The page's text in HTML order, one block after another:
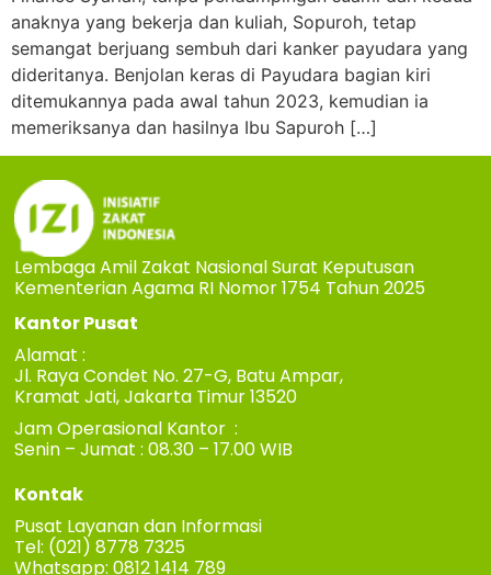
anaknya yang bekerja dan kuliah, Sopuroh, tetap
semangat berjuang sembuh dari kanker payudara yang
dideritanya. Benjolan keras di Payudara bagian kiri
ditemukannya pada awal tahun 2023, kemudian ia
memeriksanya dan hasilnya Ibu Sapuroh […]
Lembaga Amil Zakat Nasional Surat Keputusan
Kementerian Agama RI Nomor 1754 Tahun 2025
Kantor Pusat
Alamat :
Jl. Raya Condet No. 27-G, Batu Ampar,
Kramat Jati, Jakarta Timur 13520
Jam Operasional Kantor :
Senin – Jumat : 08.30 – 17.00 WIB
Kontak
Pusat Layanan dan Informasi
Tel: (021) 8778 7325
Whatsapp: 0812 1414 789